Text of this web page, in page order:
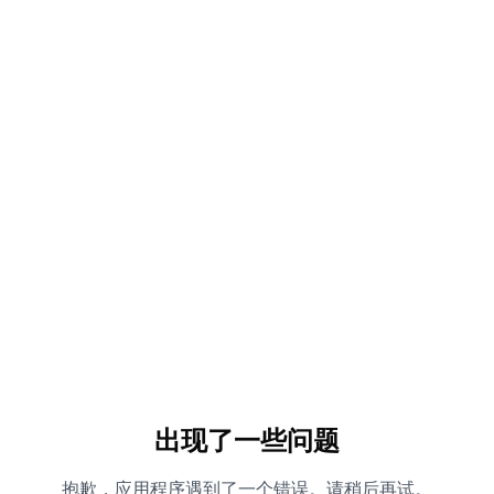
出现了一些问题
抱歉，应用程序遇到了一个错误。请稍后再试。